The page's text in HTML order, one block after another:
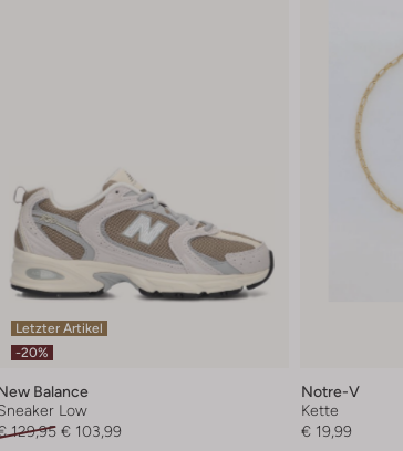
Letzter Artikel
-20%
Balance
Low
129,95 € 103,99
Notre-V
Kette
€ 19,99